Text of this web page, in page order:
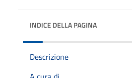
INDICE DELLA PAGINA
Descrizione